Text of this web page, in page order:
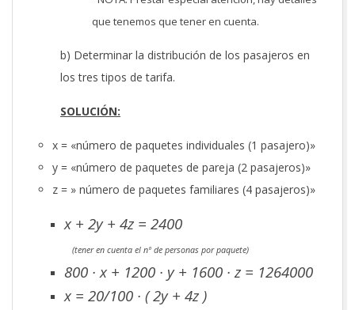
que tenemos que tener en cuenta.
b) Determinar la distribución de los pasajeros en
los tres tipos de tarifa.
SOLUCIÓN:
x = «número de paquetes individuales (1 pasajero)»
y = «número de paquetes de pareja (2 pasajeros)»
z = » número de paquetes familiares (4 pasajeros)»
x + 2y + 4z = 2400
(tener en cuenta el nº de personas por paquete)
800 · x + 1200 · y + 1600 · z = 1264000
x = 20/100 · ( 2y + 4z )